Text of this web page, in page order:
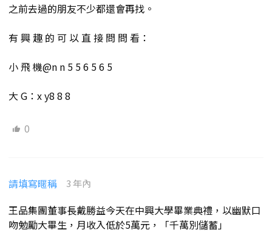
之前去過的朋友不少都還會再找。
有 興 趣 的 可 以 直 接 問 問 看：
小 飛 機@n n 5 5 6 5 6 5
大 G：x y8 8 8
0
請填寫暱稱 3 年內
王品集團董事長戴勝益今天在中興大學畢業典禮，以幽默口
吻勉勵大畢生，月收入低於5萬元，「千萬別儲蓄」